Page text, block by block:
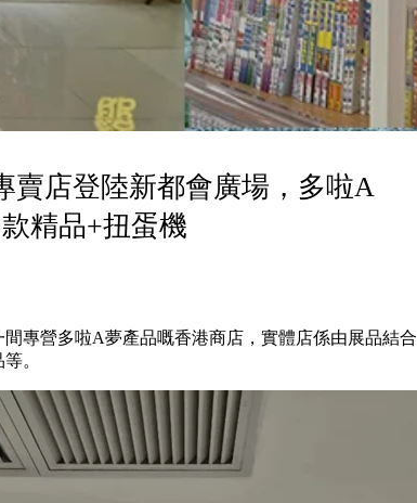
賣店登陸新都會廣場，多啦A
精品+扭蛋機
專營多啦A夢產品嘅香港商店，實體店係由展品結合
。